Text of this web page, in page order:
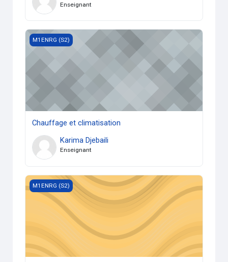
Enseignant
Chauffage et climatisation
M1ENRG (S2)
Chauffage et climatisation
Karima Djebaili
Enseignant
Tubrbomachnies approfondies
M1ENRG (S2)